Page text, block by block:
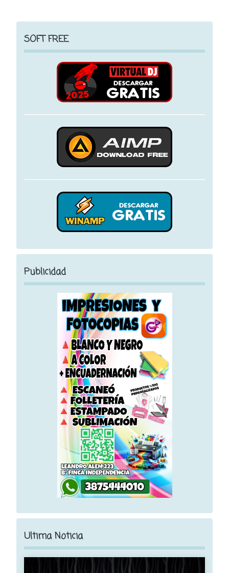
SOFT FREE
Publicidad
Ultima Noticia